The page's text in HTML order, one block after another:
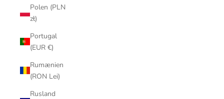
Polen (PLN
zł)
Portugal
(EUR €)
Rumænien
(RON Lei)
Rusland